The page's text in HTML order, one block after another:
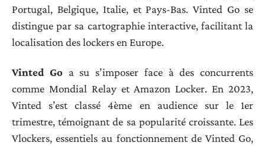
Portugal, Belgique, Italie, et Pays-Bas. Vinted Go se
distingue par sa cartographie interactive, facilitant la
localisation des lockers en Europe.
Vinted Goa su s’imposer face à des concurrents
comme Mondial Relay et Amazon Locker. En 2023,
Vinted s’est classé 4ème en audience sur le 1er
trimestre, témoignant de sa popularité croissante. Les
Vlockers, essentiels au fonctionnement de Vinted Go,